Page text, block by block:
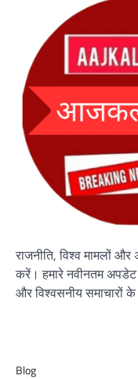
राजनीति, विश्व मामलों
करें। हमारे नवीनतम
और विश्वसनीय समाचारों
Blog